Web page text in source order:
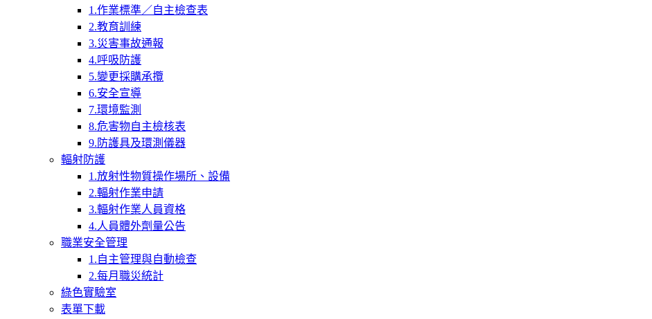
1.作業標準／自主檢查表
2.教育訓練
3.災害事故通報
4.呼吸防護
5.變更採購承攬
6.安全宣導
7.環境監測
8.危害物自主檢核表
9.防護具及環測儀器
輻射防護
1.放射性物質操作場所、設備
2.輻射作業申請
3.輻射作業人員資格
4.人員體外劑量公告
職業安全管理
1.自主管理與自動檢查
2.每月職災統計
綠色實驗室
表單下載